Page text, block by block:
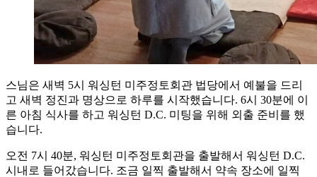
스님은 새벽 5시 워싱턴 미주정토회관 법당에서 예불을 드리
고 새벽 정진과 명상으로 하루를 시작했습니다. 6시 30분에 이
른 아침 식사를 하고 워싱턴 D.C. 미팅을 위해 외출 준비를 했
습니다.
오전 7시 40분, 워싱턴 미주정토회관을 출발해서 워싱턴 D.C.
시내로 들어갔습니다. 조금 일찍 출발해서 약속 장소에 일찍